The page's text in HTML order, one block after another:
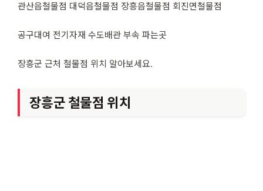
관산읍철물점 대덕읍철물점 장흥읍철물점 회진면철물점
공구대여 전기자재 수도배관 부속 파는곳
장흥군 근처 철물점 위치 알아보세요.
장흥군 철물점 위치